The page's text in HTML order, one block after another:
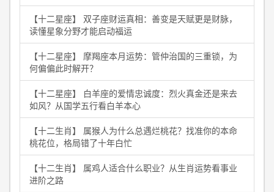
【十二星座】 双子座财运真相：善变是天赋更是财脉，
读懂星象分野才能启动福运
【十二星座】 摩羯座本月运势：管仲治国的三重锁，为
何偏偏此时解开？
【十二星座】 白羊座的爱情忠诚度：烈火真金还是来去
如风？从国学五行看白羊本心
【十二生肖】 属猴人为什么总遇烂桃花？找准你的本命
桃花位，格局错了十年白忙
【十二生肖】 属鸡人适合什么职业？从生肖运势看事业
进阶之路